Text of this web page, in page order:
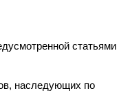
статьями
наследующих по